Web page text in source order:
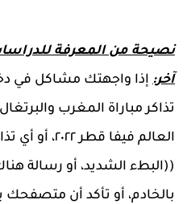
نصيحة من المعرفة
آخر: إذا واجهتك مشاكل في
تذاكر مباراة المغرب
العالم فيفا
((البطء الشديد، أو رسالة
بالخادم، أو تأكد أن